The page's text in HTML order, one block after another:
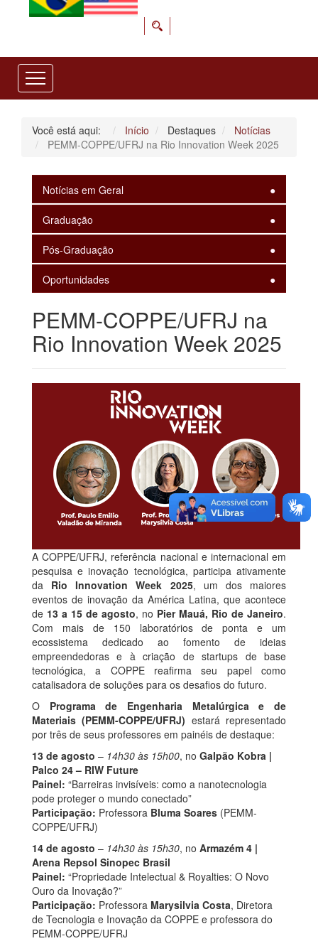
Você está aqui: Início Destaques
Notícias
PEMM-COPPE/UFRJ na Rio Innovation Week 2025
Notícias em Geral
Graduação
Pós-Graduação
Oportunidades
PEMM-COPPE/UFRJ na
Rio Innovation Week 2025
A COPPE/UFRJ, referência nacional e internacional em
pesquisa e inovação tecnológica, participa ativamente
da Rio Innovation Week 2025, um dos maiores
eventos de inovação da América Latina, que acontece
de 13 a 15 de agosto, no Pier Mauá, Rio de Janeiro.
Com mais de 150 laboratórios de ponta e um
ecossistema dedicado ao fomento de ideias
empreendedoras e à criação de startups de base
tecnológica, a COPPE reafirma seu papel como
catalisadora de soluções para os desafios do futuro.
O Programa de Engenharia Metalúrgica e de
Materiais (PEMM-COPPE/UFRJ) estará representado
por três de seus professores em painéis de destaque:
13 de agosto – 14h30 às 15h00, no Galpão Kobra |
Palco 24 – RIW Future
Painel: “Barreiras invisíveis: como a nanotecnologia
pode proteger o mundo conectado”
Participação: Professora Bluma Soares (PEMM-
COPPE/UFRJ)
14 de agosto – 14h30 às 15h30, no Armazém 4 |
Arena Repsol Sinopec Brasil
Painel: “Propriedade Intelectual & Royalties: O Novo
Ouro da Inovação?”
Participação: Professora Marysilvia Costa, Diretora
de Tecnologia e Inovação da COPPE e professora do
PEMM-COPPE/UFRJ